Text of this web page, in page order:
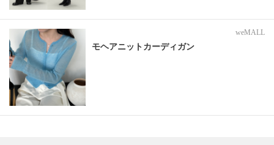
weMALL
モヘアニットカーディガン